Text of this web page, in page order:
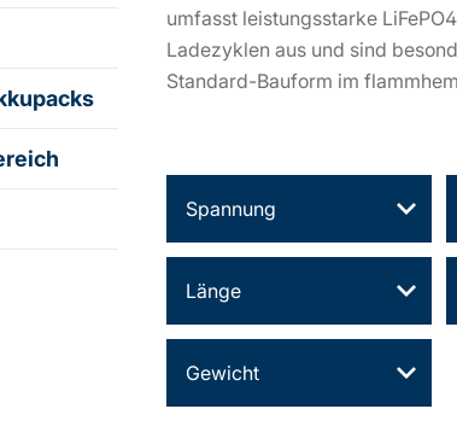
umfasst leistungsstarke
Ladezyklen aus und sind
Standard-Bauform im
Spannung
Länge
Gewicht